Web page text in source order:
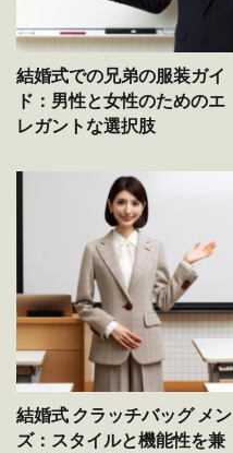
結婚式での兄弟の服装ガイ
ド：男性と女性のためのエ
レガントな選択肢
結婚式 クラッチバッグ メン
ズ：スタイルと機能性を兼